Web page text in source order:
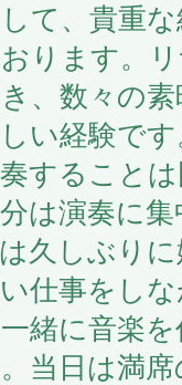
て、貴重
ります。
、数々の
い経験で
すること
は演奏に
久しぶり
仕事をし
緒に音楽
当日は満